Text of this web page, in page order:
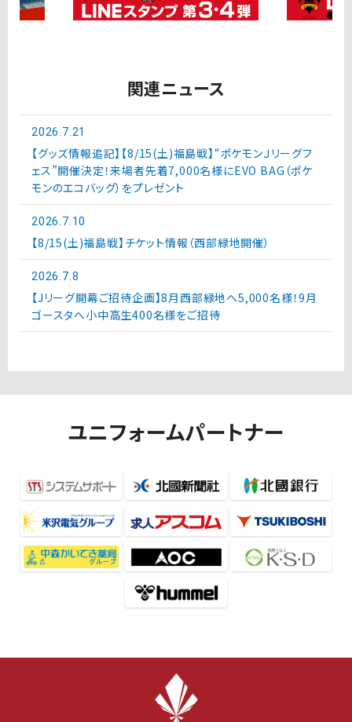
関連ニュース
2026.7.21
【グッズ情報追記】【8/15(土)福島戦】“ポケモンＪリーグフ
ェス”開催決定！来場者先着7,000名様にEVO BAG（ポケ
モンのエコバッグ）をプレゼント
2026.7.10
【8/15(土)福島戦】チケット情報（西部緑地開催）
2026.7.8
【Jリーグ開幕ご招待企画】8月西部緑地へ5,000名様！9月
ゴースタへ小中高生400名様をご招待
ユニフォームパートナー